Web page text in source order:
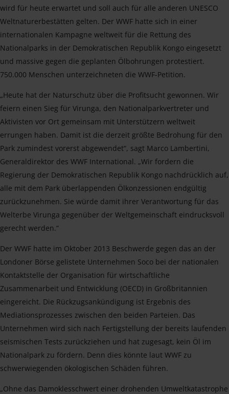
wird für heute erwartet und soll auch für alle anderen UNESCO
Weltnaturerbestätten gelten. Der WWF hatte sich in einer
internationalen Kampagne weltweit für die Rettung des
Nationalparks in der Demokratischen Republik Kongo eingesetzt
und massive gegen die geplanten Ölbohrungen protestiert.
750.000 Menschen unterzeichneten die WWF-Petition.
„Heute hat der Naturschutz über die Profitsucht gewonnen. Wir
feiern einen Sieg für Virunga, den Nationalparkvertreter und
Aktivisten vor Ort gemeinsam mit Unterstützern weltweit
errungen haben. Damit ist die derzeit größte Bedrohung für den
Park zumindest vorerst abgewendet“, sagt Marco Lambertini,
Generaldirektor des WWF International. „Wir fordern die
Regierung der Demokratischen Republik Kongo nachdrücklich auf,
alle mit dem Park überlappenden Ölkonzessionen endgültig
zurückzunehmen. Sie würde damit ihrer Verantwortung für das
Welterbe Virunga gegenüber der Weltgemeinschaft eindrucksvoll
gerecht werden.“
Der WWF hatte im Oktober 2013 Beschwerde gegen das an der
Londoner Börse gelistete Unternehmen Soco bei der nationalen
Kontaktstelle der Organisation für wirtschaftliche
Zusammenarbeit und Entwicklung (OECD) in Großbritannien
eingereicht. Die Rückzugsankündigung ist Ergebnis des
Mediationsprozesses zwischen den beiden Parteien. Das
Unternehmen wird sich nach Fertigstellung der bereits laufenden
seismischen Tests zurückziehen und hat zugesagt, kein Öl im
Nationalpark zu fördern. Denn dies könnte laut WWF zu
schwerwiegenden ökologischen Schäden führen.
„Ohne das Damoklesschwert einer drohenden Umweltkatastrophe